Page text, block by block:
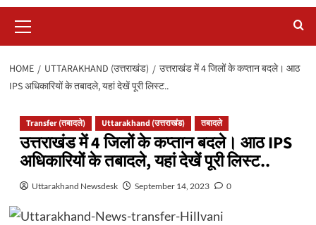
Menu
HOME UTTARAKHAND (उत्तराखंड)
उत्तराखंड में 4 जिलों के कप्तान बदले। आठ
IPS अधिकारियों के तबादले, यहां देखें पूरी लिस्ट..
Transfer (तबादले) Uttarakhand (उत्तराखंड) तबादले
उत्तराखंड में 4 जिलों के कप्तान बदले। आठ IPS
अधिकारियों के तबादले, यहां देखें पूरी लिस्ट..
Uttarakhand Newsdesk September 14, 2023 0